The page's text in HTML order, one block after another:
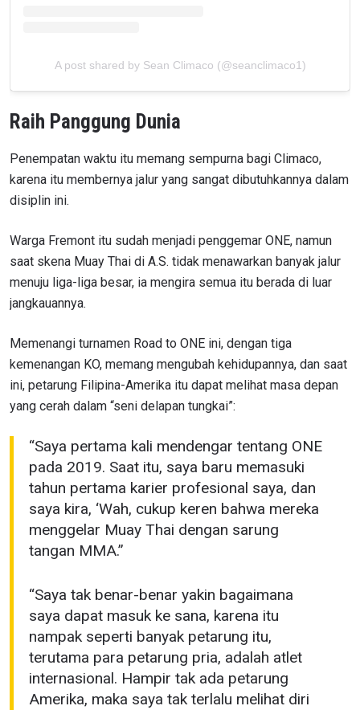
A post shared by Sean Climaco (@seanclimaco1)
Raih Panggung Dunia
Penempatan waktu itu memang sempurna bagi Climaco,
karena itu membernya jalur yang sangat dibutuhkannya dalam
disiplin ini.
Warga Fremont itu sudah menjadi penggemar ONE, namun
saat skena Muay Thai di A.S. tidak menawarkan banyak jalur
menuju liga-liga besar, ia mengira semua itu berada di luar
jangkauannya.
Memenangi turnamen Road to ONE ini, dengan tiga
kemenangan KO, memang mengubah kehidupannya, dan saat
ini, petarung Filipina-Amerika itu dapat melihat masa depan
yang cerah dalam “seni delapan tungkai”:
“Saya pertama kali mendengar tentang ONE
pada 2019. Saat itu, saya baru memasuki
tahun pertama karier profesional saya, dan
saya kira, ‘Wah, cukup keren bahwa mereka
menggelar Muay Thai dengan sarung
tangan MMA.”
“Saya tak benar-benar yakin bagaimana
saya dapat masuk ke sana, karena itu
nampak seperti banyak petarung itu,
terutama para petarung pria, adalah atlet
internasional. Hampir tak ada petarung
Amerika, maka saya tak terlalu melihat diri